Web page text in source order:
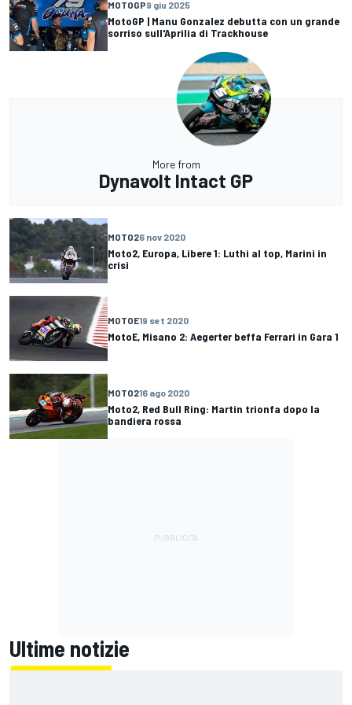
MOTOGP9 giu 2025
MotoGP | Manu Gonzalez debutta con un grande
sorriso sull'Aprilia di Trackhouse
More from
Dynavolt Intact GP
MOTO26 nov 2020
Moto2, Europa, Libere 1: Luthi al top, Marini in
crisi
MOTOE19 set 2020
MotoE, Misano 2: Aegerter beffa Ferrari in Gara 1
MOTO216 ago 2020
Moto2, Red Bull Ring: Martin trionfa dopo la
bandiera rossa
Ultime notizie